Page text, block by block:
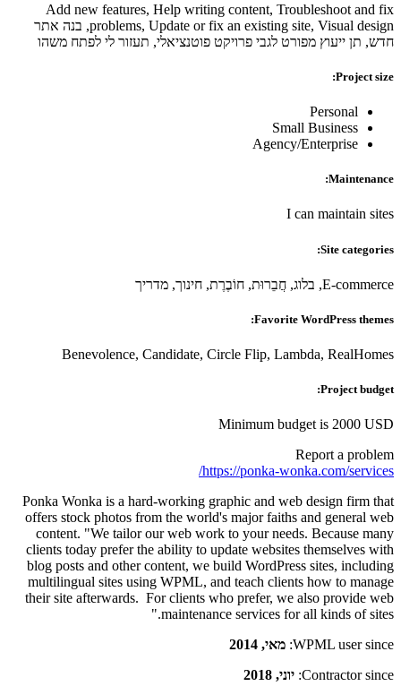
Add new features, Help writing content, Troubleshoot and fix
problems, Update or fix an existing site, Visual design, בנה אתר
חדש, תן ייעוץ מפורט לגבי פרויקט פוטנציאלי, תעזור לי לפתח משהו
Project size:
Personal
Small Business
Agency/Enterprise
Maintenance:
I can maintain sites
Site categories:
E-commerce, בלוג, חֲבֵרוּת, חוֹבֶרֶת, חינוך, מדריך
Favorite WordPress themes:
Benevolence, Candidate, Circle Flip, Lambda, RealHomes
Project budget:
Minimum budget is 2000 USD
Report a problem
https://ponka-wonka.com/services/
Ponka Wonka is a hard-working graphic and web design firm that
offers stock photos from the world's major faiths and general web
content. "We tailor our web work to your needs. Because many
clients today prefer the ability to update websites themselves with
blog posts and other content, we build WordPress sites, including
multilingual sites using WPML, and teach clients how to manage
their site afterwards. For clients who prefer, we also provide web
maintenance services for all kinds of sites."
WPML user since: מאי, 2014
Contractor since: יוני, 2018